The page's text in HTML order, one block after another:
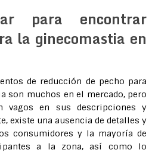
para encontrar
la ginecomastia en
de reducción de pecho para
son muchos en el mercado, pero
vagos en sus descripciones y
existe una ausencia de detalles y
consumidores y la mayoría de
a la zona, así como lo